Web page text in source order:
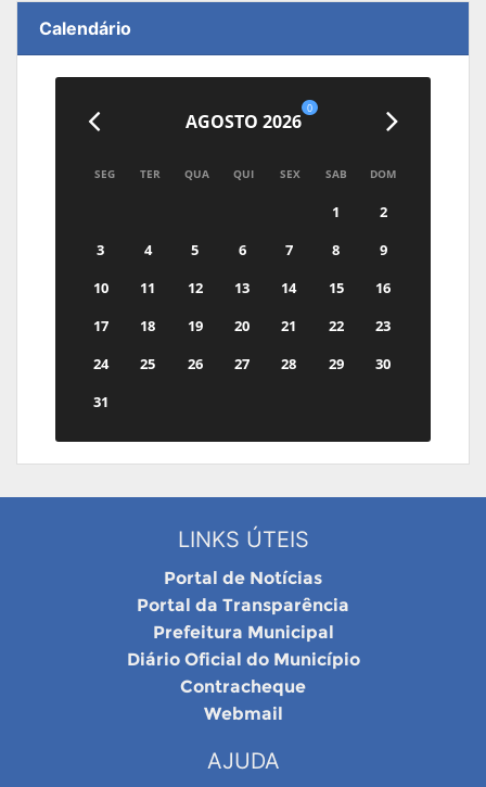
Calendário
AGOSTO 2026
0
SEG TER QUA QUI SEX SAB DOM
1
2
3
4 5 6 7 8
9
10
11 12 13 14 15
16
17
18 19 20 21 22
23
24
25 26 27 28 29
30
31
LINKS ÚTEIS
Portal de Notícias
Portal da Transparência
Prefeitura Municipal
Diário Oficial do Município
Contracheque
Webmail
AJUDA